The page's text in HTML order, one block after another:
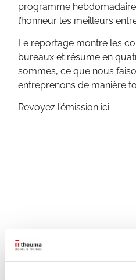
programme
l’honneur les meilleurs
Le reportage montre les
bureaux et résume en
sommes, ce que nous
entreprenons de manière
Revoyez l’émission ici.